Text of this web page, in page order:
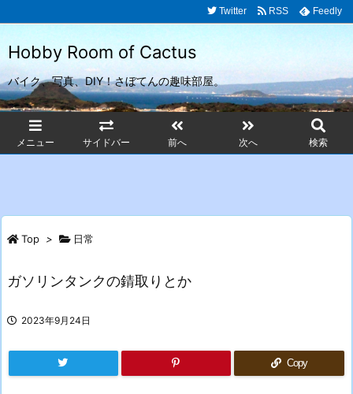
Hobby Room of Cactus
バイク、写真、DIY！さぼてんの趣味部屋。
メニュー サイドバー 前へ 次へ 検索
Twitter RSS Feedly
Top > 日常
ガソリンタンクの錆取りとか
2023年9月24日
Copy